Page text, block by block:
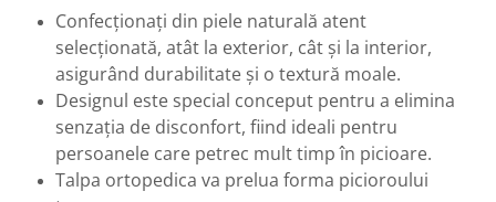
Confecționați din piele naturală atent
selecționată, atât la exterior, cât și la interior,
asigurând durabilitate și o textură moale.
Designul este special conceput pentru a elimina
senzația de disconfort, fiind ideali pentru
persoanele care petrec mult timp în picioare.
Talpa ortopedica va prelua forma picioroului